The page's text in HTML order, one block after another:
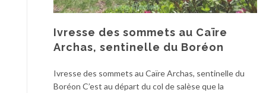
Ivresse des sommets au Caïre
Archas, sentinelle du Boréon
Ivresse des sommets au Caïre Archas, sentinelle du
Boréon C’est au départ du col de salèse que la